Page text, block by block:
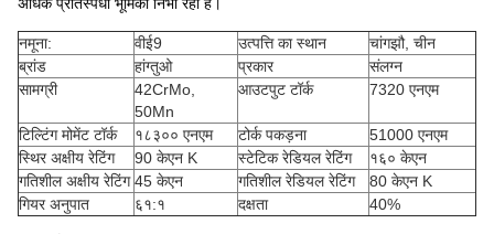
नमूना: वीई9 उत्पत्ति का स्थान
चांगझौ, चीन
ब्रांड
हांग्तुओ प्रकार
संलग्न
सामग्री
42CrMo,
50Mn
आउटपुट टॉर्क 7320 एनएम
टिल्टिंग मोमेंट टॉर्क १८३०० एनएम टोर्क पकड़ना
51000 एनएम
स्थिर अक्षीय रेटिंग
90 केएन K स्टेटिक रेडियल रेटिंग
१६० केएन
गतिशील अक्षीय रेटिंग 45 केएन गतिशील रेडियल रेटिंग
80 केएन K
गियर अनुपात
६१:१ दक्षता 40%